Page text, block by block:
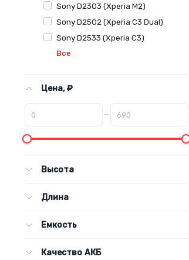
Sony D2303 (Xperia M2)
Sony D2502 (Xperia C3 Dual)
Sony D2533 (Xperia C3)
Все
Цена, ₽
–
Высота
Длина
Емкость
Качество АКБ